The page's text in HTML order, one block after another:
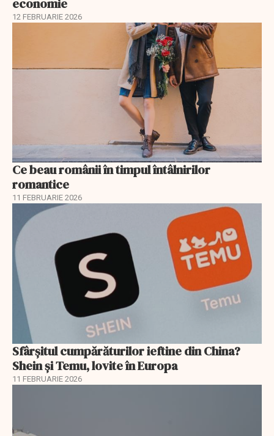
12 FEBRUARIE 2026
Ce beau românii în timpul întâlnirilor
romantice
11 FEBRUARIE 2026
Sfârșitul cumpărăturilor ieftine din China?
Shein și Temu, lovite în Europa
11 FEBRUARIE 2026